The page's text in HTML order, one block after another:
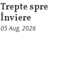
Trepte spre
Înviere
05 Aug, 2026